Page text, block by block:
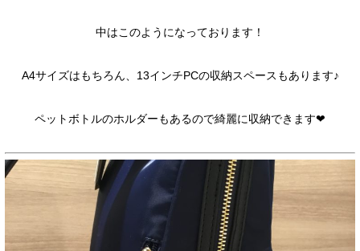
中はこのようになっております！
A4サイズはもちろん、13インチPCの収納スペースもあります♪
ペットボトルのホルダーもあるので綺麗に収納できます❤︎